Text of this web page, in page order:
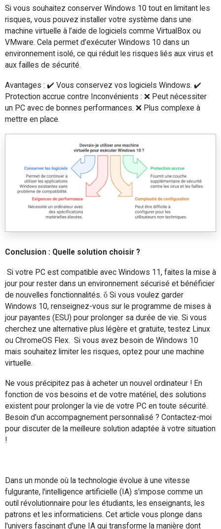
Si vous souhaitez conserver Windows 10 tout en limitant les
risques, vous pouvez installer votre système dans une
machine virtuelle à l’aide de logiciels comme VirtualBox ou
VMware. Cela permet d’exécuter Windows 10 dans un
environnement isolé, ce qui réduit les risques liés aux virus et
aux failles de sécurité.
Avantages : ✔️ Vous conservez vos logiciels Windows. ✔️
Protection accrue contre Inconvénients : ❌ Peut nécessiter
un PC avec de bonnes performances. ❌ Plus complexe à
mettre en place.
Conclusion : Quelle solution choisir ?
Si votre PC est compatible avec Windows 11, faites la mise à
jour pour rester dans un environnement sécurisé et bénéficier
de nouvelles fonctionnalités. ὄ Si vous voulez garder
Windows 10, renseignez-vous sur le programme de mises à
jour payantes (ESU) pour prolonger sa durée de vie. Si vous
cherchez une alternative plus légère et gratuite, testez Linux
ou ChromeOS Flex. Si vous avez besoin de Windows 10
mais souhaitez limiter les risques, optez pour une machine
virtuelle.
Ne vous précipitez pas à acheter un nouvel ordinateur ! En
fonction de vos besoins et de votre matériel, des solutions
existent pour prolonger la vie de votre PC en toute sécurité.
Besoin d’un accompagnement personnalisé ? Contactez-moi
pour discuter de la meilleure solution adaptée à votre situation
!
Dans un monde où la technologie évolue à une vitesse
fulgurante, l'intelligence artificielle (IA) s'impose comme un
outil révolutionnaire pour les étudiants, les enseignants, les
patrons et les informaticiens. Cet article vous plonge dans
l'univers fascinant d'une IA qui transforme la manière dont